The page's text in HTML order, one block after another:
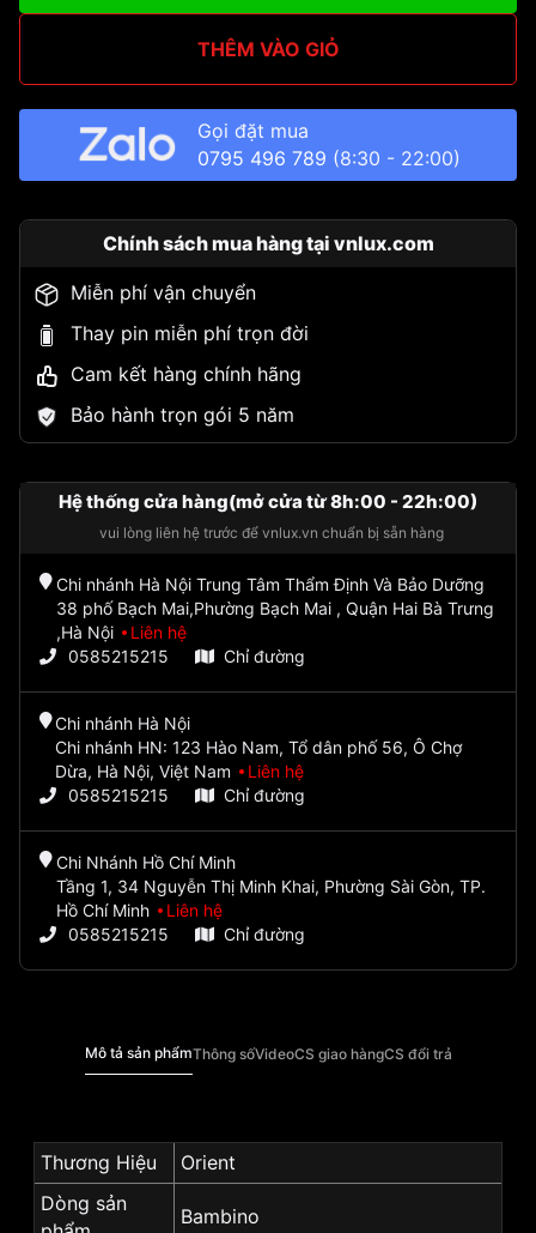
THÊM VÀO GIỎ
Gọi đặt mua
0795 496 789 (8:30 - 22:00)
Chính sách mua hàng tại vnlux.com
Miễn phí vận chuyển
Thay pin miễn phí trọn đời
Cam kết hàng chính hãng
Bảo hành trọn gói 5 năm
Hệ thống cửa hàng(mở cửa từ 8h:00 - 22h:00)
vui lòng liên hệ trước để vnlux.vn chuẩn bị sẵn hàng
Chi nhánh Hà Nội Trung Tâm Thẩm Định Và Bảo Dưỡng
38 phố Bạch Mai,Phường Bạch Mai , Quận Hai Bà Trưng
,Hà Nội
Liên hệ
0585215215
Chỉ đường
Chi nhánh Hà Nội
Chi nhánh HN: 123 Hào Nam, Tổ dân phố 56, Ô Chợ
Dừa, Hà Nội, Việt Nam
Liên hệ
0585215215
Chỉ đường
Chi Nhánh Hồ Chí Minh
Tầng 1, 34 Nguyễn Thị Minh Khai, Phường Sài Gòn, TP.
Hồ Chí Minh
Liên hệ
0585215215
Chỉ đường
Mô tả sản phẩmThông sốVideoCS giao hàngCS đổi trả
Thương Hiệu
Orient
Dòng sản
Bambino